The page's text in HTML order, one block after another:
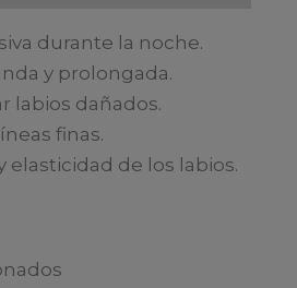
durante la noche.
y prolongada.
labios dañados.
finas.
elasticidad de los labios.